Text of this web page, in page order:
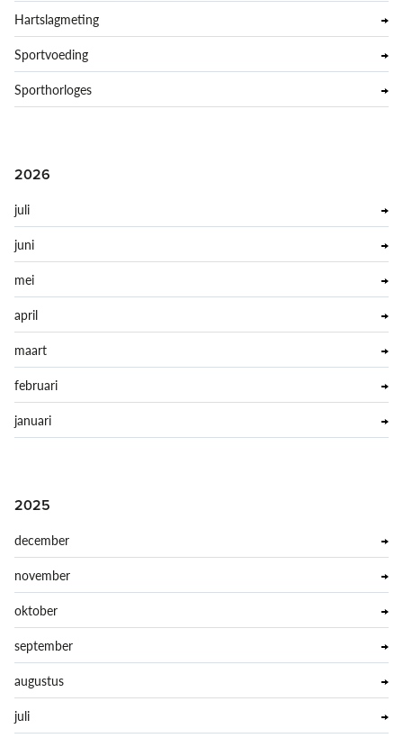
Hartslagmeting
Sportvoeding
Sporthorloges
2026
juli
juni
mei
april
maart
februari
januari
2025
december
november
oktober
september
augustus
juli